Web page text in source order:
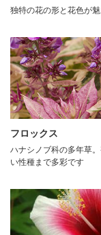
独特の花の形と花色が
フロックス
ハナシノブ科の多年草
い性種まで多彩です